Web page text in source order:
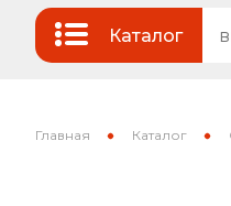
Каталог
Знаки на
Главная Каталог